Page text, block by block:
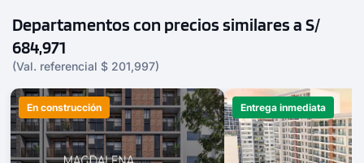
Departamentos con precios similares a S/
684,971
(Val. referencial $ 201,997)
En construcción Entrega inmediata